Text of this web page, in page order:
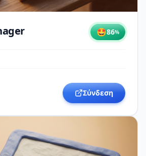
🤩86%
Σύνδεση